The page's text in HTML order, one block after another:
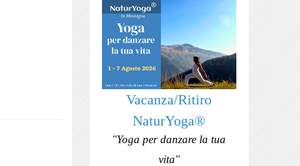
Vacanza/Ritiro
NaturYoga®
"Yoga per danzare la tua
vita"